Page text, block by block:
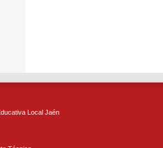
Local Jaén